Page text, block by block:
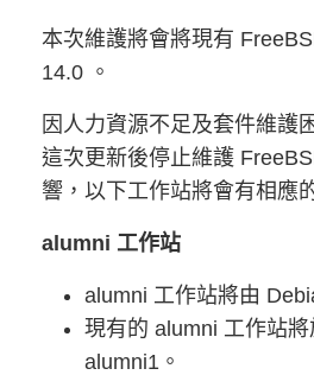
本次維護將會將現有
14.0 。
因人力資源不足及套件維護
這次更新後停止維護
響，以下工作站將會有相應
alumni 工作站
alumni 工作站將由
現有的 alumni 工作站
alumni1。